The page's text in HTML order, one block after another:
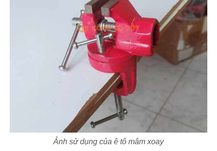
Ảnh sử dụng của ê tô mâm xoay